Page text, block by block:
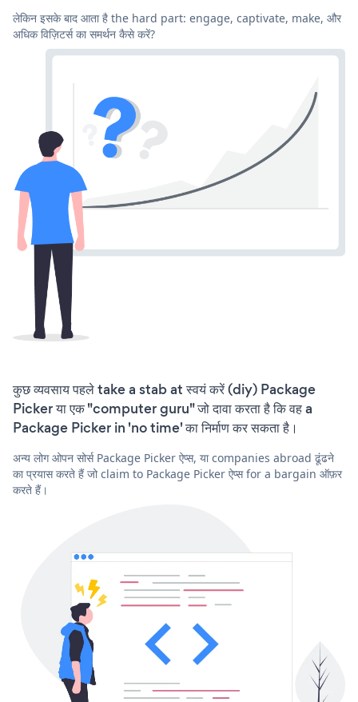
लेकिन इसके बाद आता है the hard part: engage, captivate, make, और
अधिक विज़िटर्स का समर्थन कैसे करें?
कुछ व्यवसाय पहले take a stab at स्वयं करें (diy) Package
Picker या एक "computer guru" जो दावा करता है कि वह a
Package Picker in 'no time' का निर्माण कर सकता है।
अन्य लोग ओपन सोर्स Package Picker ऐप्स, या companies abroad ढूंढने
का प्रयास करते हैं जो claim to Package Picker ऐप्स for a bargain ऑफ़र
करते हैं।